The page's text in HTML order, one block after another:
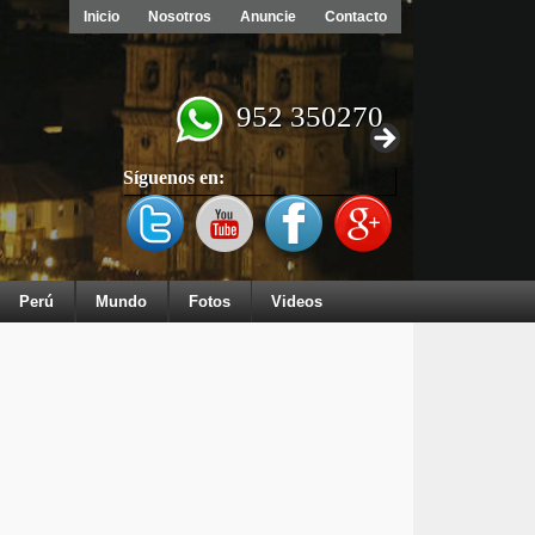
Inicio Nosotros Anuncie Contacto
952 350270
Síguenos en:
Perú Mundo Fotos Videos